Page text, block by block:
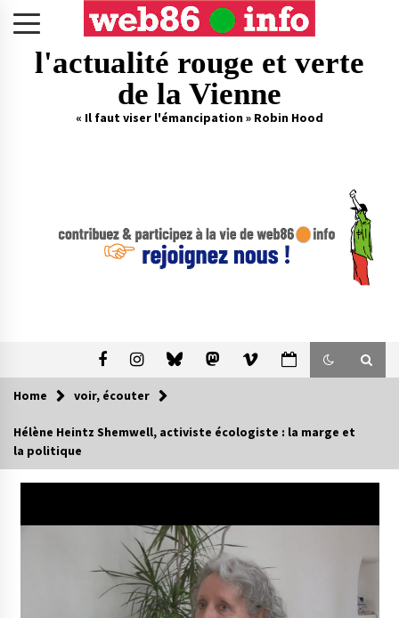
l'actualité rouge et verte
de la Vienne
« Il faut viser l'émancipation » Robin Hood
Home voir, écouter
Hélène Heintz Shem­well, acti­viste écolo­giste : la marge et
la poli­tique